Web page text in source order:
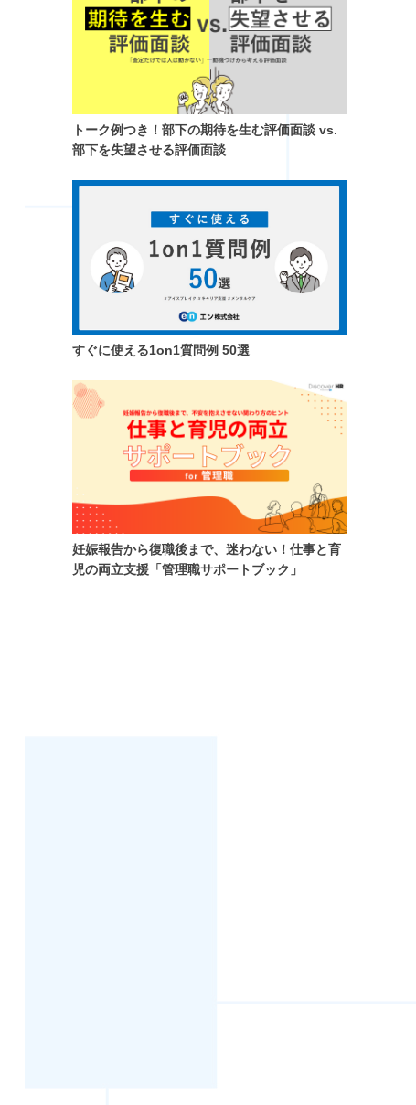
トーク例つき！​部下の期待を生む評価面談 vs.
部下を失望させる評価面談
すぐに使える1on1質問例 50選
妊娠報告から復職後まで、迷わない！仕事と育
児の両立支援「管理職サポートブック」